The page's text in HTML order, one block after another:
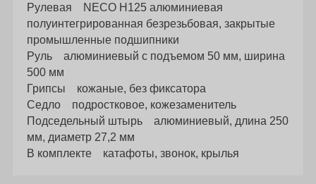
Рулевая NECO H125 алюминиевая
полуинтегрированная безрезьбовая, закрытые
промышленные подшипники
Руль алюминиевый с подъемом 50 мм, ширина
500 мм
Грипсы кожаные, без фиксатора
Седло подростковое, кожезаменитель
Подседельный штырь алюминиевый, длина 250
мм, диаметр 27,2 мм
В комплекте катафоты, звонок, крылья